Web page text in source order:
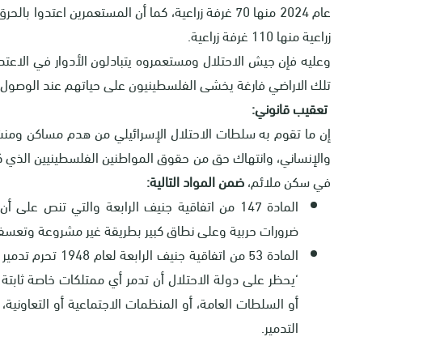
زراعية منها 110 غرفة زراعية.
وعليه فإن جيش الاحتلال ومستعمروه يتبادلون الأدوار في
تلك الاراضي فارغة يخشى الفلسطينيون على حياتهم عند الوصول
تعقيب قانوني:
إن ما تقوم به سلطات الاحتلال الإسرائيلي من هدم مساكن
والإنساني، وانتهاك حق من حقوق المواطنين الفلسطينيين
في سكن ملائم،ضمن المواد التالية:
المادة 147 من اتفاقية جنيف الرابعة والتي
ضرورات حربية وعلى نطاق كبير بطريقة غير مشروعة
المادة 53 من
‘يحظر على دولة الاحتلال أن تدمر أي ممتلكات خاصة
أو السلطات العامة، أو المنظمات الاجتماعية أو
التدمير.